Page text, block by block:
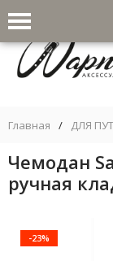
Главная / ДЛЯ
Чемодан
ручная
-23%